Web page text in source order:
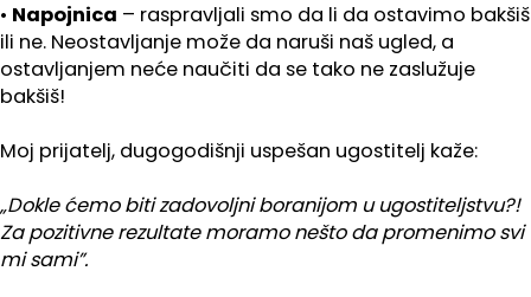
• Napojnica – raspravljali smo da li da ostavimo bakšiš
ili ne. Neostavljanje može da naruši naš ugled, a
ostavljanjem neće naučiti da se tako ne zaslužuje
bakšiš!
Moj prijatelj, dugogodišnji uspešan ugostitelj kaže:
„Dokle ćemo biti zadovoljni boranijom u ugostiteljstvu?!
Za pozitivne rezultate moramo nešto da promenimo svi
mi sami”.